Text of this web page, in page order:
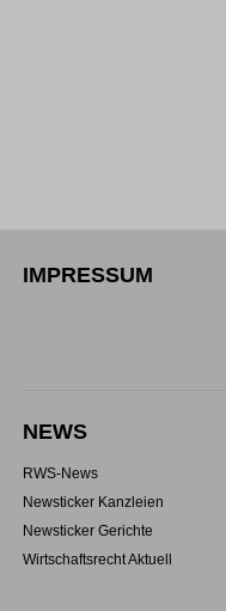
IMPRESSUM
NEWS
RWS-News
Newsticker Kanzleien
Newsticker Gerichte
Wirtschaftsrecht Aktuell